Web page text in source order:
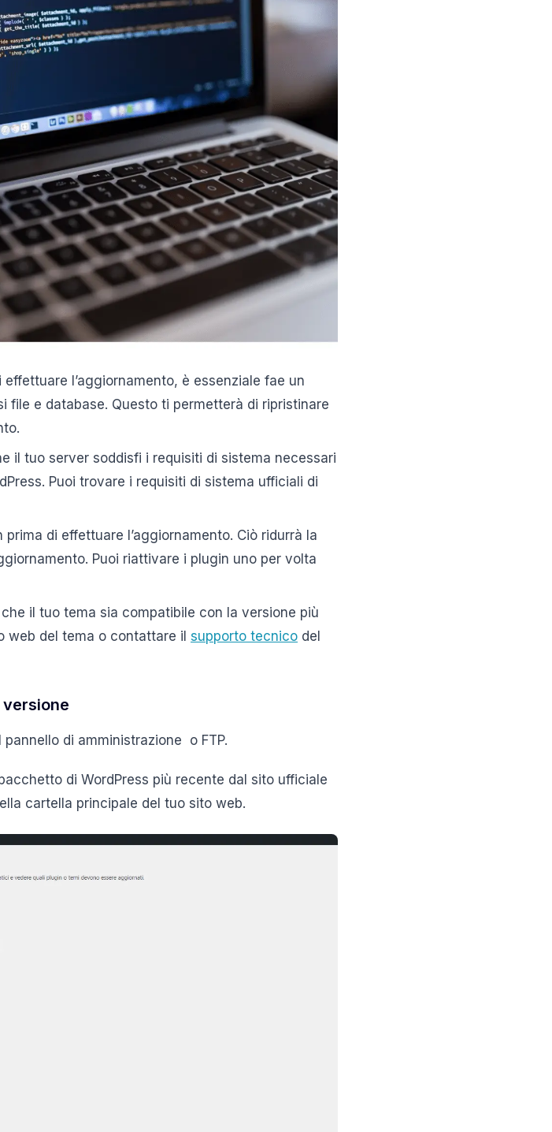
effettuare l’aggiornamento, è essenziale fae un
file e database. Questo ti permetterà di ripristinare
il tuo server soddisfi i requisiti di sistema necessari
Puoi trovare i requisiti di sistema ufficiali di
di effettuare l’aggiornamento. Ciò ridurrà la
Puoi riattivare i plugin uno per volta
il tuo tema sia compatibile con la versione più
web del tema o contattare il supporto tecnico del
versione
di amministrazione o FTP.
di WordPress più recente dal sito ufficiale
cartella principale del tuo sito web.